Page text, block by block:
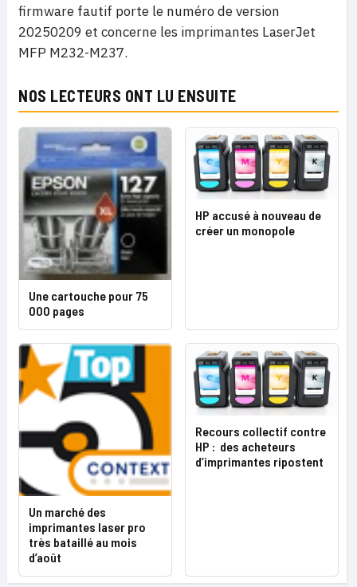
firmware fautif porte le numéro de version
20250209 et concerne les imprimantes LaserJet
MFP M232-M237.
NOS LECTEURS ONT LU ENSUITE
Une cartouche pour 75
000 pages
HP accusé à nouveau de
créer un monopole
Un marché des
imprimantes laser pro
très bataillé au mois
d’août
Recours collectif contre
HP : des acheteurs
d’imprimantes ripostent